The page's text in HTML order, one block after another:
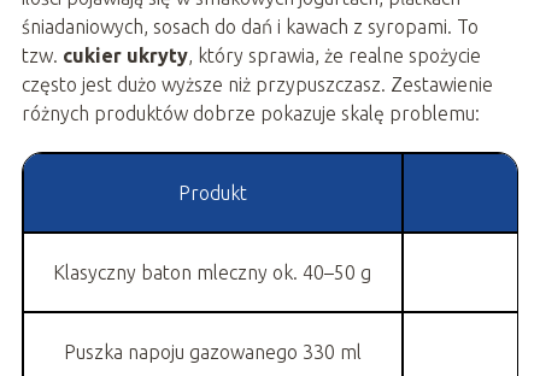
śniadaniowych, sosach do dań i kawach z syropami. To
tzw. cukier ukryty, który sprawia, że realne spożycie
często jest dużo wyższe niż przypuszczasz. Zestawienie
różnych produktów dobrze pokazuje skalę problemu:
Produkt
Klasyczny baton mleczny ok. 40–50 g
Puszka napoju gazowanego 330 ml